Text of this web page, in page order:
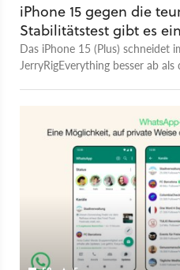
iPhone 15 gegen die
Stabilitätstest gibt es
Das iPhone 15 (Plus) schneidet
JerryRigEverything besser ab